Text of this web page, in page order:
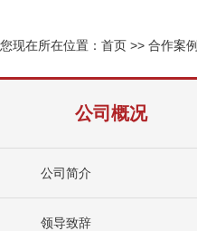
您现在所在位置： 首页 >> 合作案例
公司概况
公司简介
领导致辞